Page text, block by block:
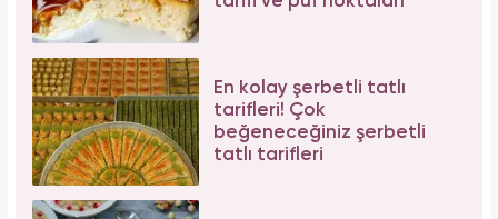
En kolay şerbetli tatlı
tarifleri! Çok
beğeneceğiniz şerbetli
tatlı tarifleri